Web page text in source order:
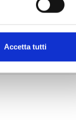
Accetta tutti